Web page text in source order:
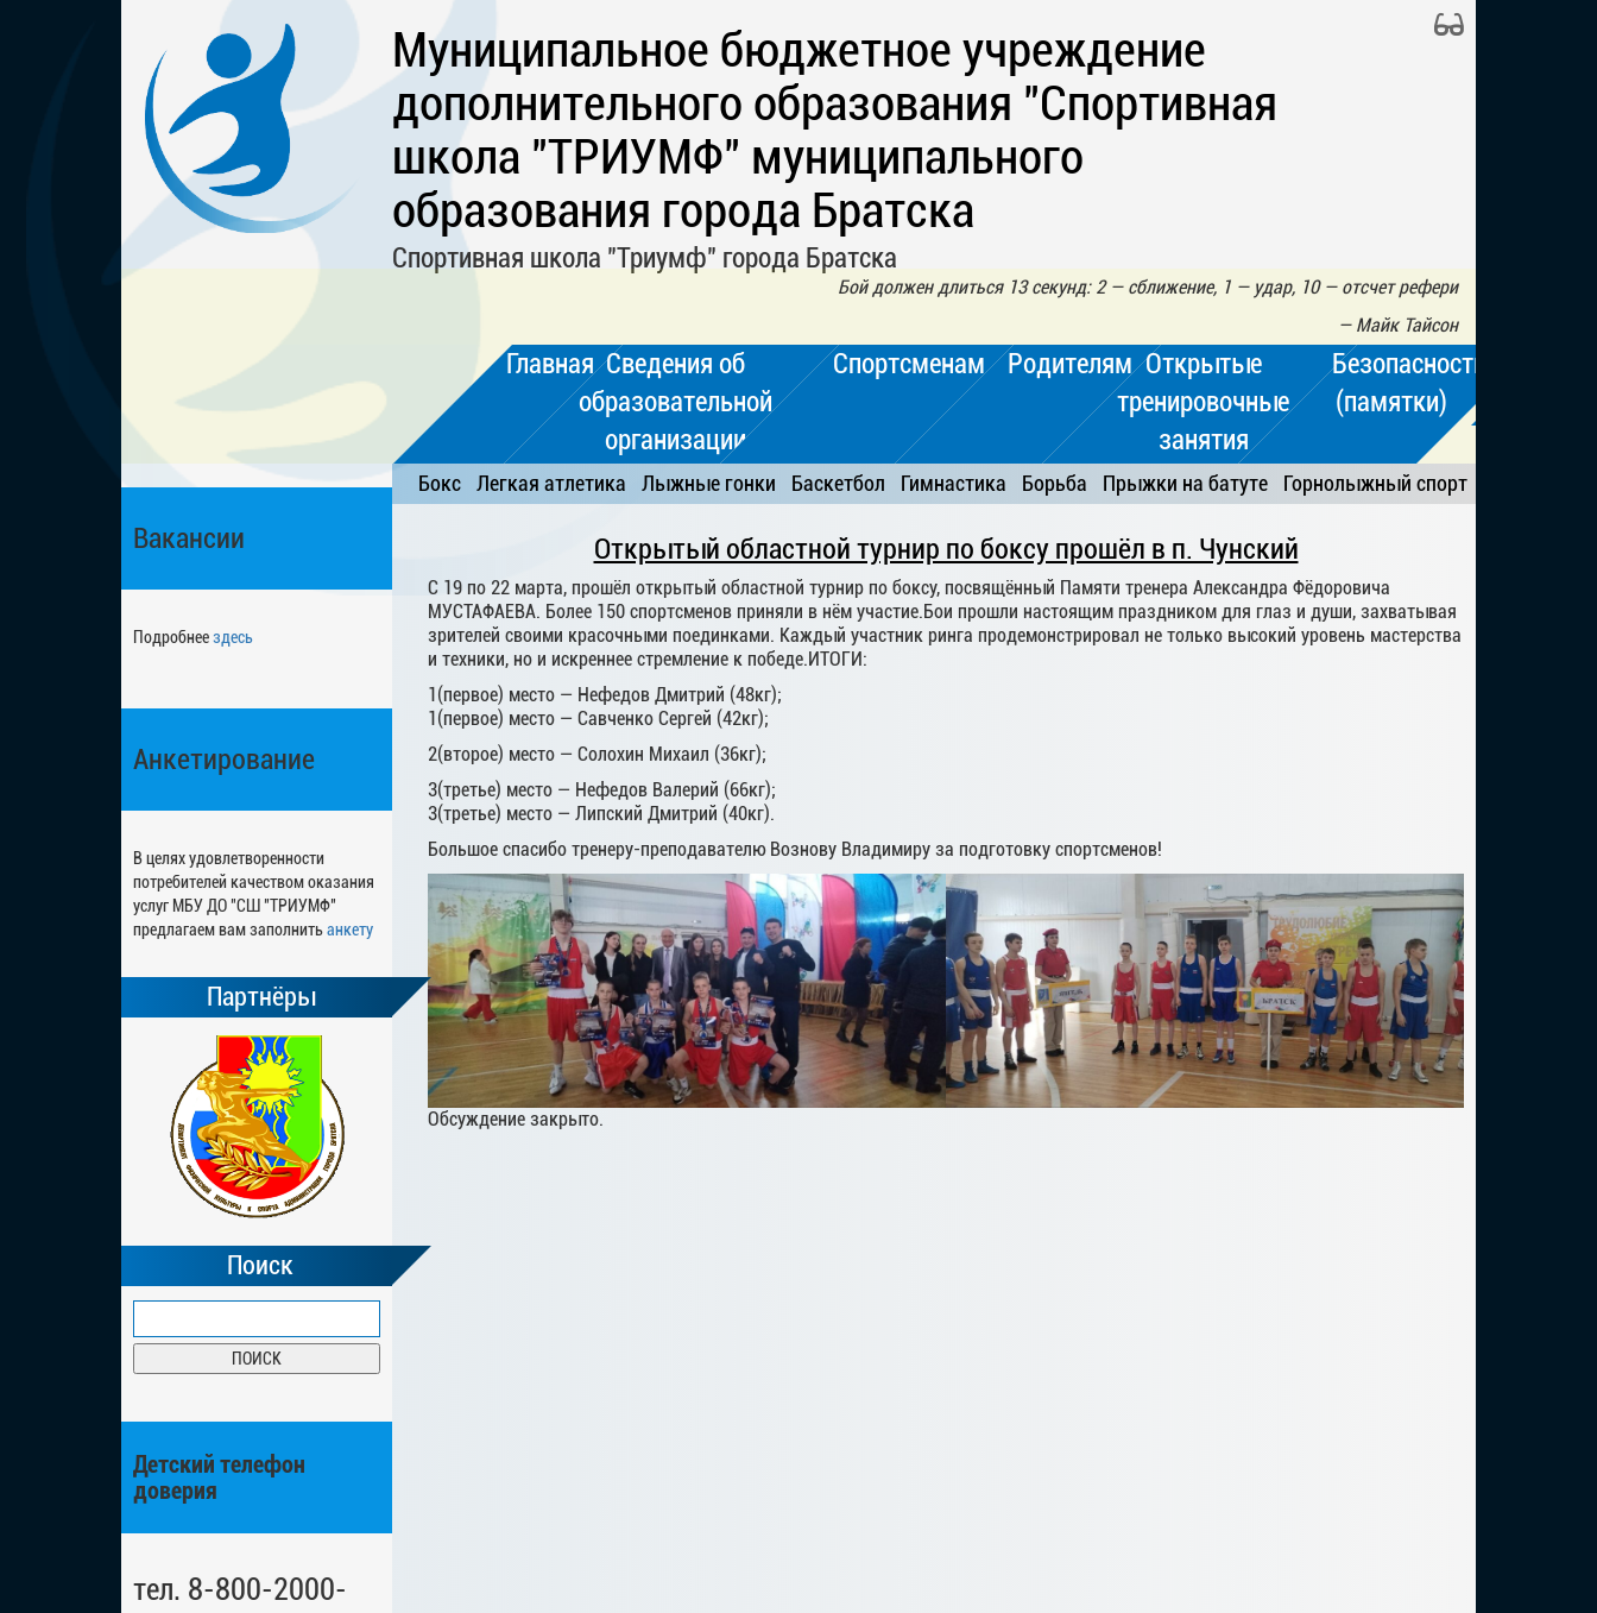
Муниципальное бюджетное учреждение
дополнительного образования "Спортивная
школа "ТРИУМФ" муниципального
образования города Братска
Спортивная школа "Триумф" города Братска
Бой должен длиться 13 секунд: 2 — сближение, 1 — удар, 10 — отсчет рефери
— Майк Тайсон
Главная Сведения об
образовательной
организации
Спортсменам Родителям Открытые
тренировочные
занятия
Безопасность
(памятки)
Вакансии
Подробнеездесь
Анкетирование
В целях удовлетворенности
потребителей качеством оказания
услуг МБУ ДО "СШ "ТРИУМФ"
предлагаем вам заполнитьанкету
Партнёры
Поиск
Детский телефон
доверия
тел. 8-800-2000-
Бокс Легкая атлетика Лыжные гонки Баскетбол Гимнастика Борьба Прыжки на батуте Горнолыжный спорт
Открытый областной турнир по боксу прошёл в п. Чунский
С 19 по 22 марта, прошёл открытый областной турнир по боксу, посвящённый Памяти тренера Александра Фёдоровича
МУСТАФАЕВА. Более 150 спортсменов приняли в нём участие.Бои прошли настоящим праздником для глаз и души, захватывая
зрителей своими красочными поединками. Каждый участник ринга продемонстрировал не только высокий уровень мастерства
и техники, но и искреннее стремление к победе.ИТОГИ:
1(первое) место — Нефедов Дмитрий (48кг);
1(первое) место — Савченко Сергей (42кг);
2(второе) место — Солохин Михаил (36кг);
3(третье) место — Нефедов Валерий (66кг);
3(третье) место — Липский Дмитрий (40кг).
Большое спасибо тренеру-преподавателю Вознову Владимиру за подготовку спортсменов!
Обсуждение закрыто.